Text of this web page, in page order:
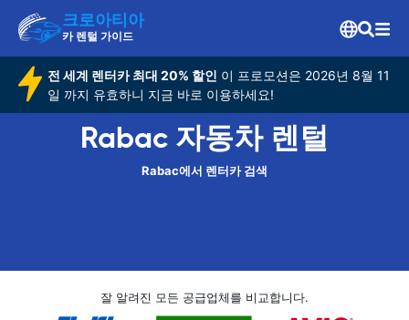
크로아티아
카 렌털 가이드
전 세계 렌터카 최대 20% 할인 이 프로모션은 2026년 8월 11
일 까지 유효하니 지금 바로 이용하세요!
Rabac 자동차 렌털
Rabac에서 렌터카 검색
잘 알려진 모든 공급업체를 비교합니다.